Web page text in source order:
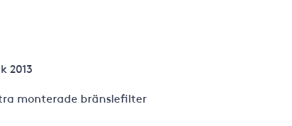
2013
monterade bränslefilter